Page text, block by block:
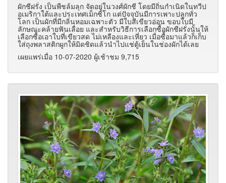
ผักชีฝรั่ง เป็นพืชล้มลุก จัดอยู่ในวงศ์ผักชี โดยมีถิ่นกำเนิดในทวีป
อเมริกาใต้และประเทศเม็กซิโก แต่ปัจจุบันมีการเพาะปลูกทั่ว
โลก เป็นผักที่มีกลิ่นหอมเฉพาะตัว มีใบสีเขียวอ่อน ขอบใบมี
ลักษณะคล้ายฟันเลื่อย และสำหรับวิธีการเลือกซื้อผักชีฝรั่งนั้นให้
เลือกซื้อเอาใบที่เขียวสด ไม่เหลืองและเหี่ยว เมื่อซื้อมาแล้วก็เก็บ
ใส่ถุงพลาสติกผูกให้มิดชิดแล้วนำไปแช่ตู้เย็นในช่องผักได้เลย
เผยแพร่เมื่อ 10-07-2020 ผู้เช้าชม 9,715